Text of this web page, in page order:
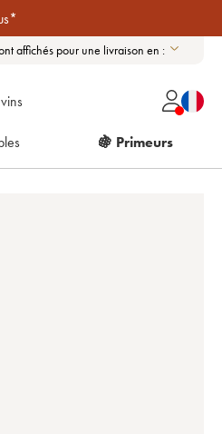
affichés pour une livraison en :
🍇 Primeurs